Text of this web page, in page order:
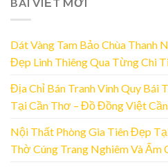
BÀI VIẾT MỚI
Dát Vàng Tam Bảo Chùa Thanh
Đẹp Linh Thiêng Qua Từng Chi
Địa Chỉ Bán Tranh Vinh Quy Bái
Tại Cần Thơ – Đồ Đồng Việt
Nội Thất Phòng Gia Tiên Đẹp
Thờ Cúng Trang Nghiêm Và Ấm